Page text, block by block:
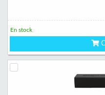
En stock